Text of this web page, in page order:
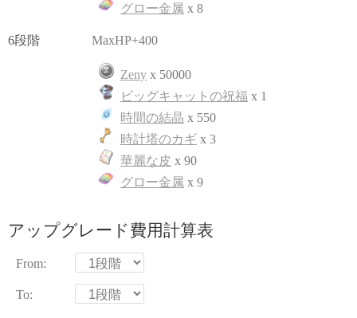
グロー金属 x 8
6段階 MaxHP+400
Zeny x 50000
ビッグキャットの祝福 x 1
時間の結晶 x 550
時計塔のカギ x 3
華麗な皮 x 90
グロー金属 x 9
アップグレード費用計算表
From:
To: